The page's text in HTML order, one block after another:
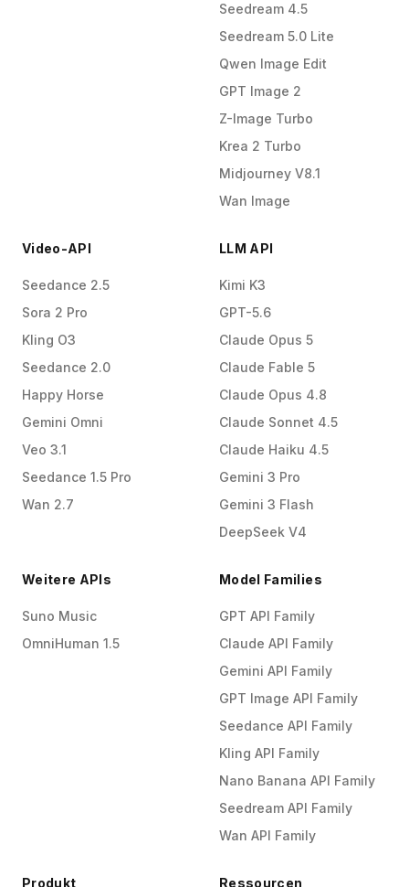
Seedream 4.5
Seedream 5.0 Lite
Qwen Image Edit
GPT Image 2
Z-Image Turbo
Krea 2 Turbo
Midjourney V8.1
Wan Image
Video-API
Seedance 2.5
Sora 2 Pro
Kling O3
Seedance 2.0
Happy Horse
Gemini Omni
Veo 3.1
Seedance 1.5 Pro
Wan 2.7
LLM API
Kimi K3
GPT-5.6
Claude Opus 5
Claude Fable 5
Claude Opus 4.8
Claude Sonnet 4.5
Claude Haiku 4.5
Gemini 3 Pro
Gemini 3 Flash
DeepSeek V4
Weitere APIs
Suno Music
OmniHuman 1.5
Model Families
GPT API Family
Claude API Family
Gemini API Family
GPT Image API Family
Seedance API Family
Kling API Family
Nano Banana API Family
Seedream API Family
Wan API Family
Produkt Ressourcen